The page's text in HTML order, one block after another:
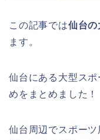
この記事では仙台の
ます。
仙台にある大型ス
めをまとめました！
仙台周辺でスポー